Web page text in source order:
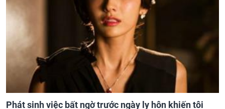
Phát sinh việc bất ngờ trước ngày ly hôn khiến tôi